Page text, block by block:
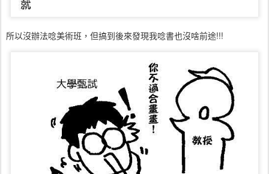
所以沒辦法唸美術班，但搞到後來發現我唸書也沒啥前途!!!